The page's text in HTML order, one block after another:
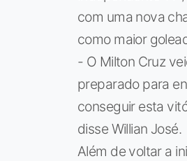
com uma nova
como maior
- O Milton Cruz
preparado para
conseguir esta
disse Willian José.
Além de voltar a